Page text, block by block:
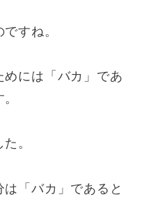
すね。
めには「バカ」であ
。
「バカ」であると